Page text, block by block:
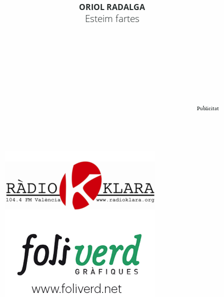
ORIOL RADALGA
Esteim fartes
Publicitat